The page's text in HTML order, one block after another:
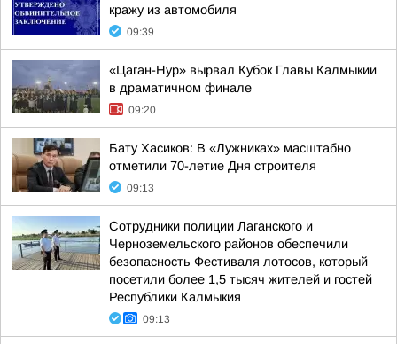
кражу из автомобиля
09:39
«Цаган-Нур» вырвал Кубок Главы Калмыкии
в драматичном финале
09:20
Бату Хасиков: В «Лужниках» масштабно
отметили 70-летие Дня строителя
09:13
Сотрудники полиции Лаганского и
Черноземельского районов обеспечили
безопасность Фестиваля лотосов, который
посетили более 1,5 тысяч жителей и гостей
Республики Калмыкия
09:13